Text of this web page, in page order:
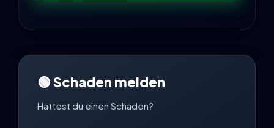
🟢 Schaden melden
Hattest du einen Schaden?